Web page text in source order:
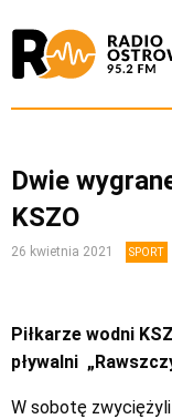
Dwie
KSZO
26 kwietnia 2021 SPORT
Piłkarze wodni
pływalni
W sobotę